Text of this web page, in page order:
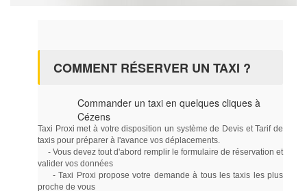
COMMENT RÉSERVER UN TAXI ?
Commander un taxi en quelques cliques à
Cézens
Taxi Proxi met à votre disposition un système de Devis et Tarif de
taxis pour préparer à l'avance vos déplacements.
- Vous devez tout d'abord remplir le formulaire de réservation et
valider vos données
- Taxi Proxi propose votre demande à tous les taxis les plus
proche de vous